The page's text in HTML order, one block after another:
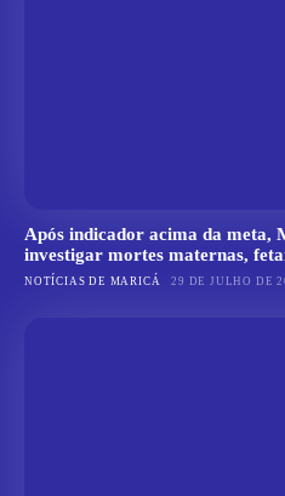
Após indicador acima da meta,
investigar mortes maternas,
NOTÍCIAS DE MARICÁ 29 DE JULHO DE